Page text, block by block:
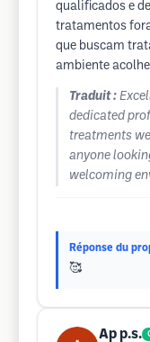
qualificados e
tratamentos
que buscam
ambiente
Traduit :
dedicated
treatments
anyone
welcoming
Réponse du
🥰
Ap p.s.